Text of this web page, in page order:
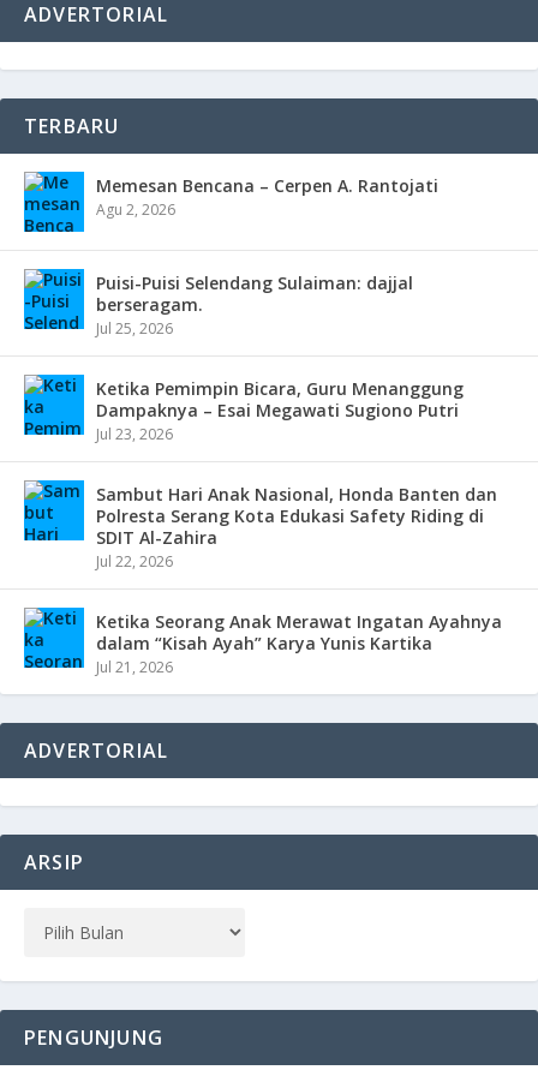
ADVERTORIAL
TERBARU
Memesan Bencana – Cerpen A. Rantojati
Agu 2, 2026
Puisi-Puisi Selendang Sulaiman: dajjal
berseragam.
Jul 25, 2026
Ketika Pemimpin Bicara, Guru Menanggung
Dampaknya – Esai Megawati Sugiono Putri
Jul 23, 2026
Sambut Hari Anak Nasional, Honda Banten dan
Polresta Serang Kota Edukasi Safety Riding di
SDIT Al-Zahira
Jul 22, 2026
Ketika Seorang Anak Merawat Ingatan Ayahnya
dalam “Kisah Ayah” Karya Yunis Kartika
Jul 21, 2026
ADVERTORIAL
ARSIP
PENGUNJUNG